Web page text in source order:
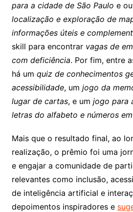
para a cidade de São Paulo e
localização e exploração de
informações úteis e
skill para encontrar vagas de
com deficiência. Por fim, entre
há um quiz de conhecimentos
acessibilidade, um jogo da
lugar de cartas, e um jogo para
letras do alfabeto e números
Mais que o resultado final, ao
realização, o prêmio foi uma
e engajar a comunidade de
relevantes como inclusão,
de inteligência artificial e
depoimentos inspiradores e